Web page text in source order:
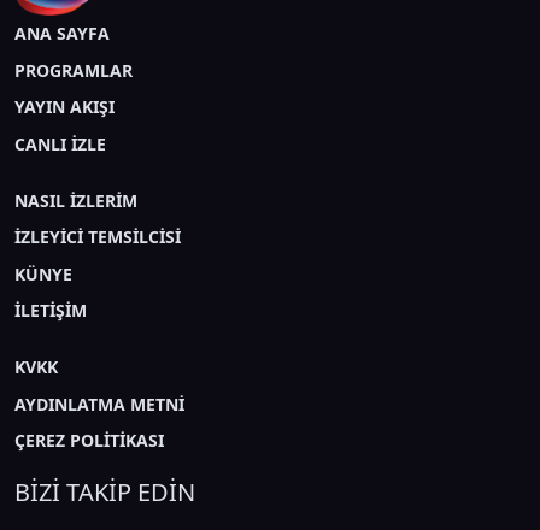
ANA SAYFA
PROGRAMLAR
YAYIN AKIŞI
CANLI İZLE
NASIL İZLERİM
İZLEYİCİ TEMSİLCİSİ
KÜNYE
İLETİŞİM
KVKK
AYDINLATMA METNİ
ÇEREZ POLİTİKASI
BİZİ TAKİP EDİN